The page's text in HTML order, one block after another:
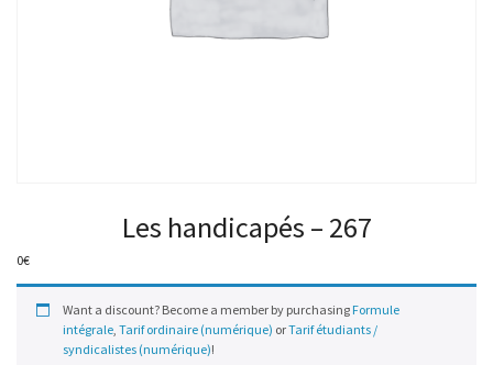
Les handicapés – 267
0€
Want a discount? Become a member by purchasing Formule
intégrale, Tarif ordinaire (numérique) orTarif étudiants /
syndicalistes (numérique)!